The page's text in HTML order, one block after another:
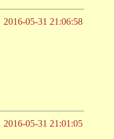
2016-05-31 21:06:58
2016-05-31 21:01:05